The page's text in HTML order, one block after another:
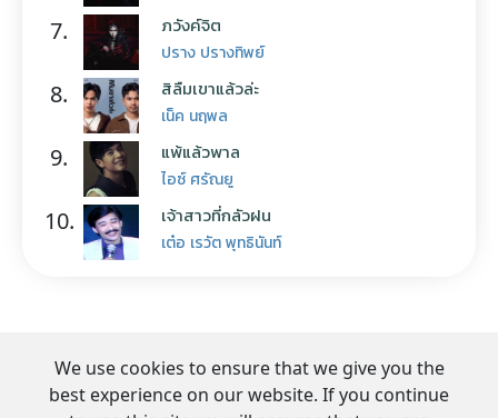
7. ภวังค์จิต
ปราง ปรางทิพย์
8. สิลืมเขาแล้วล่ะ
เน็ค นฤพล
9. แพ้แล้วพาล
ไอซ์ ศรัณยู
10. เจ้าสาวที่กลัวฝน
เต๋อ เรวัต พุทธินันท์
We use cookies to ensure that we give you the
best experience on our website. If you continue